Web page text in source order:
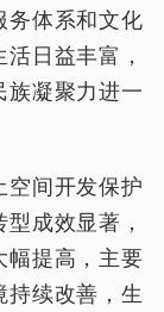
务体系和文化
日益丰富，
族凝聚力进一
间开发保护
成效显著，
幅提高，主要
续改善，生